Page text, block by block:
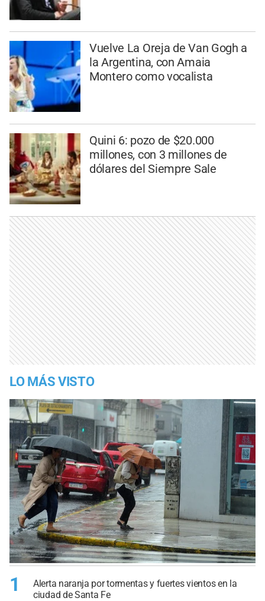
Vuelve La Oreja de Van Gogh a
la Argentina, con Amaia
Montero como vocalista
Quini 6: pozo de $20.000
millones, con 3 millones de
dólares del Siempre Sale
LO MÁS VISTO
1
Alerta naranja por tormentas y fuertes vientos en la
ciudad de Santa Fe